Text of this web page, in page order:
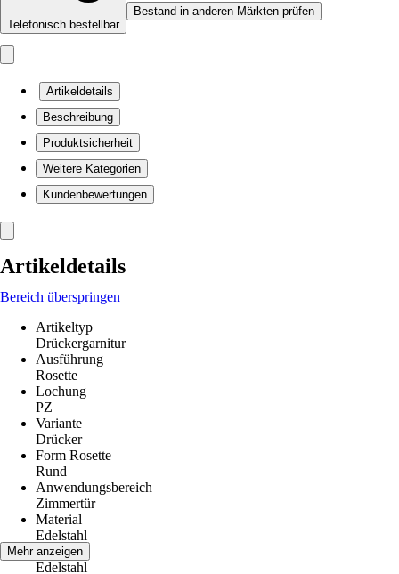
Telefonisch bestellbar
Bestand in anderen Märkten prüfen
Artikeldetails
Beschreibung
Produktsicherheit
Weitere Kategorien
Kundenbewertungen
Artikeldetails
Bereich überspringen
Artikeltyp
Drückergarnitur
Ausführung
Rosette
Lochung
PZ
Variante
Drücker
Form Rosette
Rund
Anwendungsbereich
Zimmertür
Material
Edelstahl
Farbton
Edelstahl
Mehr anzeigen